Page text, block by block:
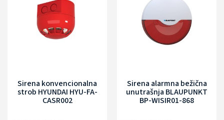
Sirena konvencionalna
strob HYUNDAI HYU-FA-
CASR002
Sirena alarmna bežična
unutrašnja BLAUPUNKT
BP-WISIR01-868